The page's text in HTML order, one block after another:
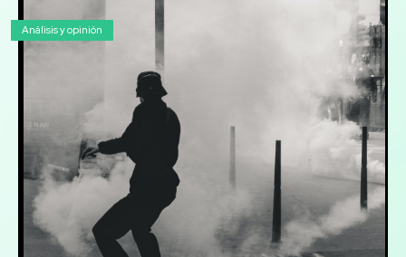
Análisis y opinión